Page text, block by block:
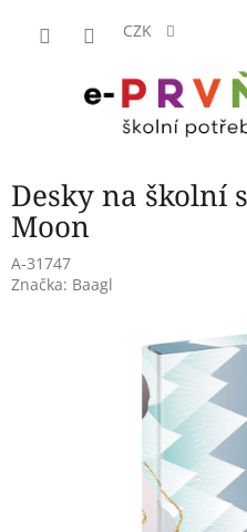
CZK
Desky na školní
Moon
A-31747
Značka: Baagl